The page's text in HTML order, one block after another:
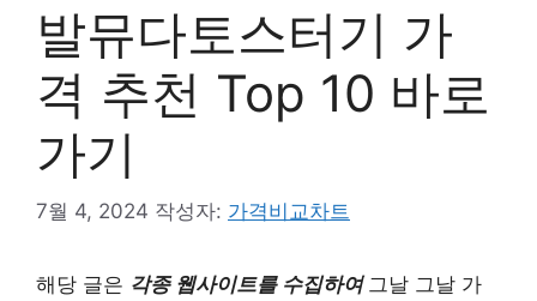
발뮤다토스터기 가
격 추천 Top 10 바로
가기
7월 4, 2024 작성자: 가격비교차트
해당 글은 각종 웹사이트를 수집하여 그날 그날 가